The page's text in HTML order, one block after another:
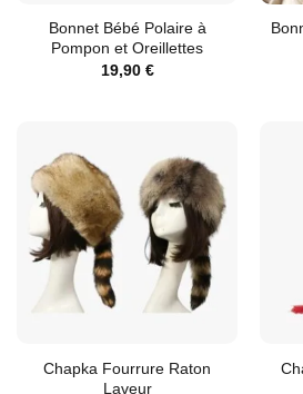
Bonnet Bébé Polaire à
Pompon et Oreillettes
19,90 €
Chapka Fourrure Raton
Laveur